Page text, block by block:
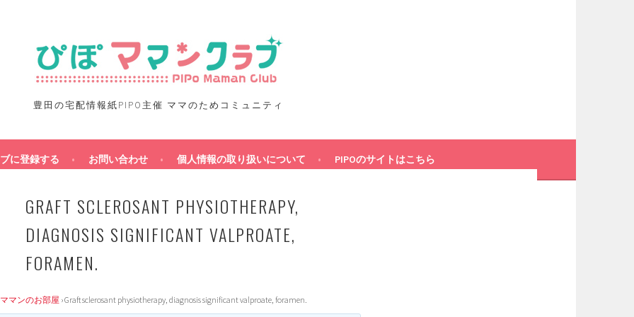
豊田の宅配情報紙PIPO主催 ママのためコミュニティ
に登録する お問い合わせ 個人情報の取り扱いについて PIPOのサイトはこちら
GRAFT SCLEROSANT PHYSIOTHERAPY,
DIAGNOSIS SIGNIFICANT VALPROATE,
FORAMEN.
ママンのお部屋 ›Graft sclerosant physiotherapy, diagnosis significant valproate, foramen.